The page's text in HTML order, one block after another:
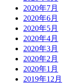
2020年7月
2020年6月
2020年5月
2020年4月
2020年3月
2020年2月
2020年1月
2019年12月